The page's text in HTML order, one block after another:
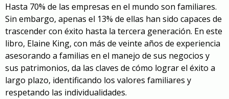
Hasta 70% de las empresas en el mundo son familiares.
Sin embargo, apenas el 13% de ellas han sido capaces de
trascender con éxito hasta la tercera generación. En este
libro, Elaine King, con más de veinte años de experiencia
asesorando a familias en el manejo de sus negocios y
sus patrimonios, da las claves de cómo lograr el éxito a
largo plazo, identificando los valores familiares y
respetando las individualidades.